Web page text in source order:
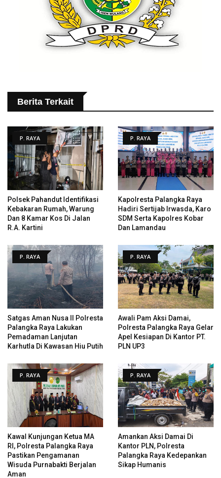
Berita Terkait
P. RAYA
Polsek Pahandut Identifikasi
Kebakaran Rumah, Warung
Dan 8 Kamar Kos Di Jalan
R.A. Kartini
P. RAYA
Kapolresta Palangka Raya
Hadiri Sertijab Irwasda, Karo
SDM Serta Kapolres Kobar
Dan Lamandau
P. RAYA
Satgas Aman Nusa II Polresta
Palangka Raya Lakukan
Pemadaman Lanjutan
Karhutla Di Kawasan Hiu Putih
P. RAYA
Awali Pam Aksi Damai,
Polresta Palangka Raya Gelar
Apel Kesiapan Di Kantor PT.
PLN UP3
P. RAYA
Kawal Kunjungan Ketua MA
RI, Polresta Palangka Raya
Pastikan Pengamanan
Wisuda Purnabakti Berjalan
Aman
P. RAYA
Amankan Aksi Damai Di
Kantor PLN, Polresta
Palangka Raya Kedepankan
Sikap Humanis